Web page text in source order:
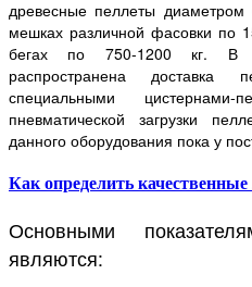
древесные пеллеты
мешках различной фасовки по
бегах по 750-1200 кг. В
распространена доставка
специальными
пневматической загрузки
данного оборудования пока у
Как определить
Основными
являются: